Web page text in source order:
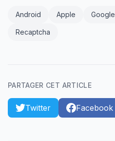
Android Apple Google
Recaptcha
PARTAGER CET ARTICLE
Twitter Facebook